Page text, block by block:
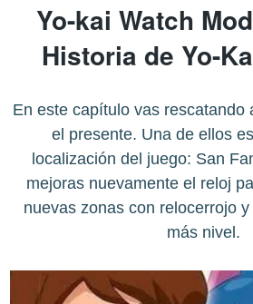
Yo-kai Watch
Historia de Yo-
En este capítulo vas rescatando
el presente. Una de ellos
localización del juego: San
mejoras nuevamente el reloj
nuevas zonas con relocerrojo
más nivel.